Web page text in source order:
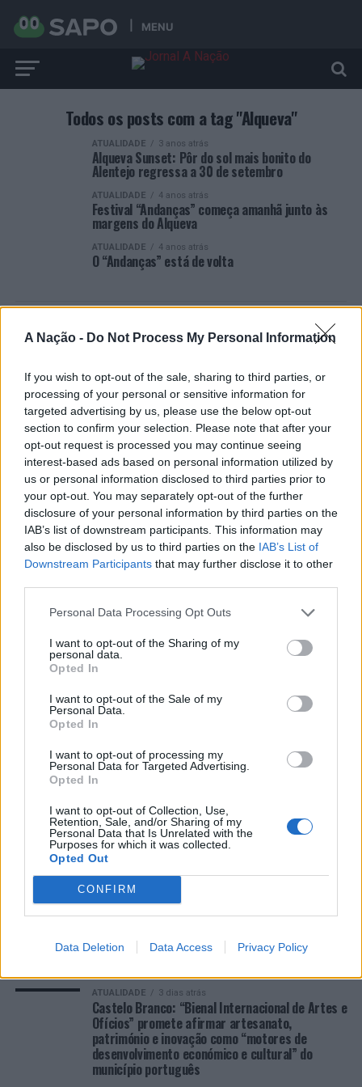
A Nação - Do Not Process My Personal Information
If you wish to opt-out of the sale, sharing to third parties, or
processing of your personal or sensitive information for
targeted advertising by us, please use the below opt-out
section to confirm your selection. Please note that after your
opt-out request is processed you may continue seeing
interest-based ads based on personal information utilized by
us or personal information disclosed to third parties prior to
your opt-out. You may separately opt-out of the further
disclosure of your personal information by third parties on the
IAB’s list of downstream participants. This information may
also be disclosed by us to third parties on the IAB’s List of
Downstream Participants that may further disclose it to other
Personal Data Processing Opt Outs
I want to opt-out of the Sharing of my
personal data.
Opted In
I want to opt-out of the Sale of my
Personal Data.
Opted In
I want to opt-out of processing my
Personal Data for Targeted Advertising.
Opted In
I want to opt-out of Collection, Use,
Retention, Sale, and/or Sharing of my
Personal Data that Is Unrelated with the
Purposes for which it was collected.
Opted Out
CONFIRM
Data Deletion Data Access Privacy Policy
MENU
Todos os posts com a tag "Alqueva"
ATUALIDADE 3 anos atrás
Alqueva Sunset: Pôr do sol mais bonito do
Alentejo regressa a 30 de setembro
ATUALIDADE 4 anos atrás
Festival “Andanças” começa amanhã junto às
margens do Alqueva
ATUALIDADE 4 anos atrás
O “Andanças” está de volta
ARTIGOS RECENTES
Cultura digital pode “comprometer” a criatividade antes
de “provocar” mudanças genéticas, diz neurocientista
“Millennium Estoril Open 2026” regressou ao circuito ATP
com vitória do francês Luca Van Assche
Castelo Branco: “Bienal Internacional de Artes e Ofícios”
promete afirmar artesanato, património e inovação como
“motores de desenvolvimento económico e cultural” do
município português
Covilhã: Especialista aponta investimento estrangeiro e
Beira Interior
FUNCEX para “reforçar inteligência sobre comércio
exterior”
COMENTÁRIOS RECENTES
ÚLTIMAS DESTAQUE VIDEOS
ATUALIDADE 2 dias atrás
Cultura digital pode “comprometer” a
criatividade antes de “provocar” mudanças
genéticas, diz neurocientista
“Millennium Estoril Open 2026” regressou ao
circuito ATP com vitória do francês Luca Van
ATUALIDADE 3 dias atrás
Castelo Branco: “Bienal Internacional de Artes e
Ofícios” promete afirmar artesanato,
património e inovação como “motores de
desenvolvimento económico e cultural” do
município português